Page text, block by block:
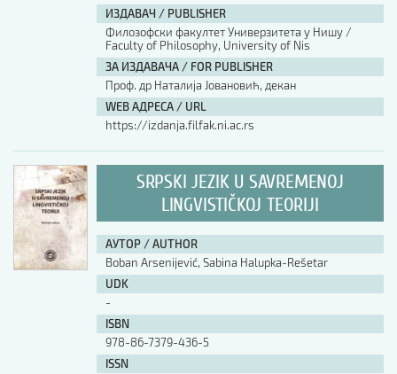
ИЗДАВАЧ / PUBLISHER
Филозофски факултет Универзитета у Нишу /
Faculty of Philosophy, University of Nis
ЗА ИЗДАВАЧА / FOR PUBLISHER
Проф. др Наталија Јовановић, декан
WEB АДРЕСА / URL
https://izdanja.filfak.ni.ac.rs
SRPSKI JEZIK U SAVREMENOJ
LINGVISTIČKOJ TEORIJI
АУТОР / AUTHOR
Boban Arsenijević, Sabina Halupka-Rešetar
UDK
-
ISBN
978-86-7379-436-5
ISSN